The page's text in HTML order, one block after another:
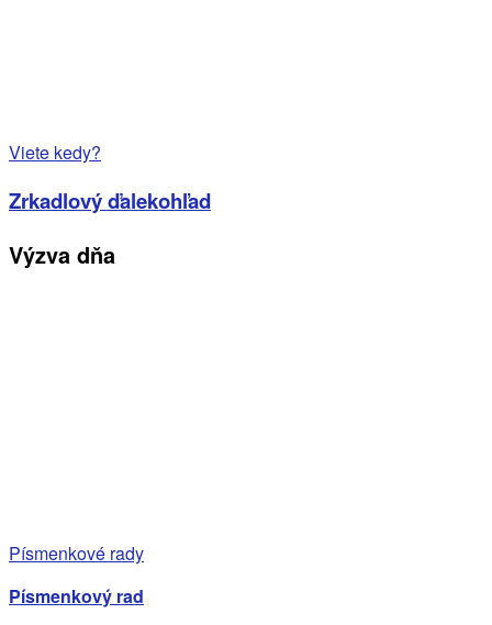
Viete kedy?
Zrkadlový ďalekohľad
Výzva dňa
Písmenkové rady
Písmenkový rad